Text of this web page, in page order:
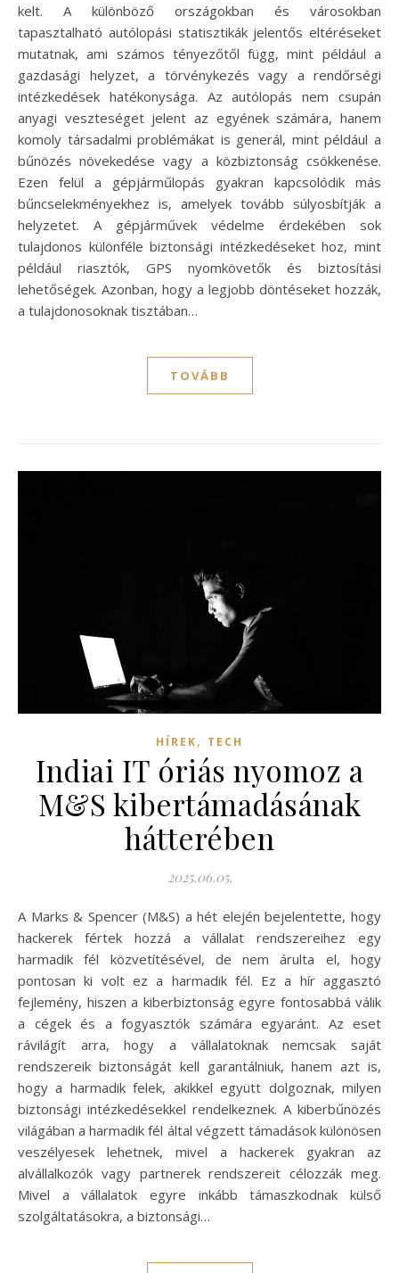
kelt. A különböző országokban és városokban
tapasztalható autólopási statisztikák jelentős eltéréseket
mutatnak, ami számos tényezőtől függ, mint például a
gazdasági helyzet, a törvénykezés vagy a rendőrségi
intézkedések hatékonysága. Az autólopás nem csupán
anyagi veszteséget jelent az egyének számára, hanem
komoly társadalmi problémákat is generál, mint például a
bűnözés növekedése vagy a közbiztonság csökkenése.
Ezen felül a gépjárműlopás gyakran kapcsolódik más
bűncselekményekhez is, amelyek tovább súlyosbítják a
helyzetet. A gépjárművek védelme érdekében sok
tulajdonos különféle biztonsági intézkedéseket hoz, mint
például riasztók, GPS nyomkövetők és biztosítási
lehetőségek. Azonban, hogy a legjobb döntéseket hozzák,
a tulajdonosoknak tisztában…
TOVÁBB
HÍREK, TECH
Indiai IT óriás nyomoz a
M&S kibertámadásának
hátterében
2025.06.05.
A Marks & Spencer (M&S) a hét elején bejelentette, hogy
hackerek fértek hozzá a vállalat rendszereihez egy
harmadik fél közvetítésével, de nem árulta el, hogy
pontosan ki volt ez a harmadik fél. Ez a hír aggasztó
fejlemény, hiszen a kiberbiztonság egyre fontosabbá válik
a cégek és a fogyasztók számára egyaránt. Az eset
rávilágít arra, hogy a vállalatoknak nemcsak saját
rendszereik biztonságát kell garantálniuk, hanem azt is,
hogy a harmadik felek, akikkel együtt dolgoznak, milyen
biztonsági intézkedésekkel rendelkeznek. A kiberbűnözés
világában a harmadik fél által végzett támadások különösen
veszélyesek lehetnek, mivel a hackerek gyakran az
alvállalkozók vagy partnerek rendszereit célozzák meg.
Mivel a vállalatok egyre inkább támaszkodnak külső
szolgáltatásokra, a biztonsági…